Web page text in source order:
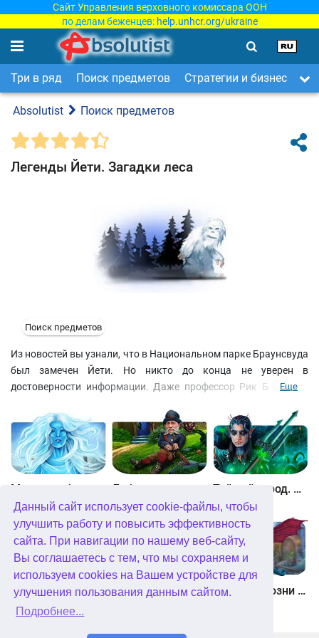
Данный сайт использует cookie-файлы, чтобы
улучшить работу и повысить эффективность
сайта. При навигации по нашему веб-сайту,
Вы соглашаетесь с тем, что мы сохраняем и
используем cookies на Вашем устройстве для
улучшения пользования данным сайтом.
Подробнее...
Сайт Управления верховного комиссара ООН
по делам беженцев: help.unhcr.org/ukraine
Три в ряд Поиск предметов Стратегии и бизнес
Absolutist Поиск предметов
Легенды Йети. Загадки леса
Поиск предметов
Из новостей вы узнали, что в Национальном парке Браунсвуда
был замечен Йети. Но никто до конца не уверен в
достоверности информации. Даже профессор Рик Блэкбирд
помешать открытию химического завода недалеко от парка.
Решайте головоломки, ищите предметы, проходите мини-игры
и проведите собственное расследование! Возможно, эта
история о Снежном человеке появилась не на пустом месте.
Еще
Тайный город. Подводное королевство. Коллекционное издание
Небесные земли. Пробуждение гигантов. Коллекционное издание Загадки Нью-Йорка. Пробуждение. Коллекционное издание Химеры. Козни зла. Коллекционное издание